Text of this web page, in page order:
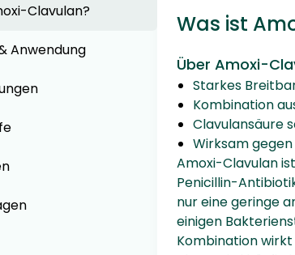
Clavulan?
Anwendung
Was ist
Über Amoxi-
Starkes
Kombination
Clavulansäure
Wirksam
Amoxi-Clavulan
Penicillin-
nur eine geringe
einigen
Kombination